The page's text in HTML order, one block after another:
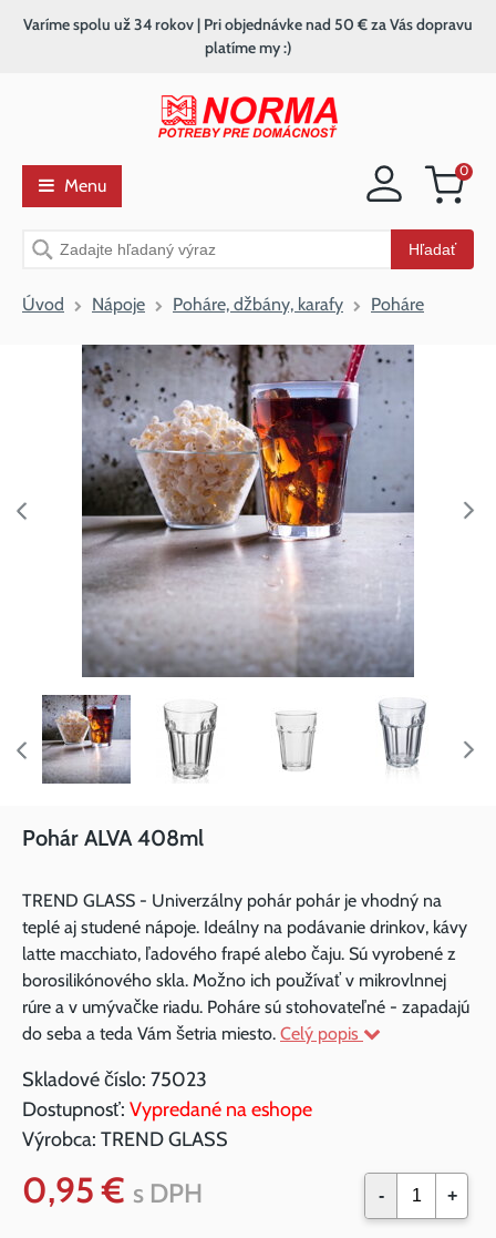
Nákupný
0
Vyhľadávanie Hľadať
Varíme spolu už 34 rokov | Pri objednávke nad 50 € za Vás dopravu
platíme my :)
Menu
Úvod Nápoje Poháre, džbány, karafy Poháre
Pohár ALVA 408ml
TREND GLASS - Univerzálny pohár pohár je vhodný na
teplé aj studené nápoje. Ideálny na podávanie drinkov, kávy
latte macchiato, ľadového frapé alebo čaju. Sú vyrobené z
borosilikónového skla. Možno ich používať v mikrovlnnej
rúre a v umývačke riadu. Poháre sú stohovateľné - zapadajú
do seba a teda Vám šetria miesto. Celý popis
Skladové číslo: 75023
Dostupnosť: Vypredané na eshope
Výrobca: TREND GLASS
0,95 € s DPH - +